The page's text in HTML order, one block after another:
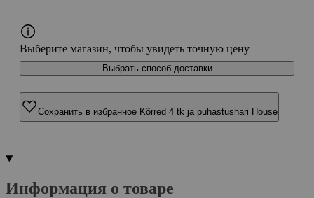
Выберите магазин, чтобы увидеть точную цену
Выбрать способ доставки
Сохранить в избранное Kõrred 4 tk ja puhastushari House
Информация о товаре